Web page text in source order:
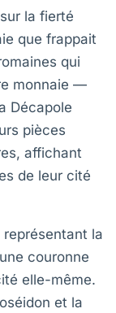
la fierté
que frappait
qui
monnaie —
Décapole
pièces
affichant
de leur cité
la
couronne
elle-même.
et la